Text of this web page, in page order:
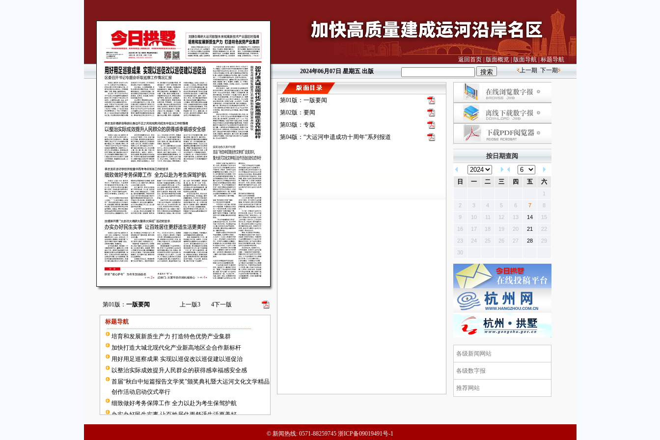
第01版： 一版要闻 上一版3 4下一版
标题导航
培育和发展新质生产力 打造特色优势产业集群
加快打造大城北现代化产业新高地区企合作新标杆
用好用足巡察成果 实现以巡促改以巡促建以巡促治
以整治实际成效提升人民群众的获得感幸福感安全感
首届“秋白中短篇报告文学奖”颁奖典礼暨大运河文化文学精品
创作活动启动仪式举行
细致做好考务保障工作 全力以赴为考生保驾护航
办实办好民生实事 让百姓居住更舒适生活更美好
武林门：从繁华原点到杭城核心
返回首页| 版面概览| 版面导航| 标题导航
2024年06月07日 星期五 出版 上一期 下一期
第01版：一版要闻
第02版：要闻
第03版：专版
第04版：“大运河申遗成功十周年”系列报道
按日期查阅
日 一 二 三 四 五 六
1
2
3 4 5 6 7
8
9
10 11 12 13 14
15
16
17 18 19 20 21
22
23
24 25 26 27 28
29
30
各级新闻网站
各级数字报
推荐网站
© 新闻热线: 0571-88259745 浙ICP备09019491号-1